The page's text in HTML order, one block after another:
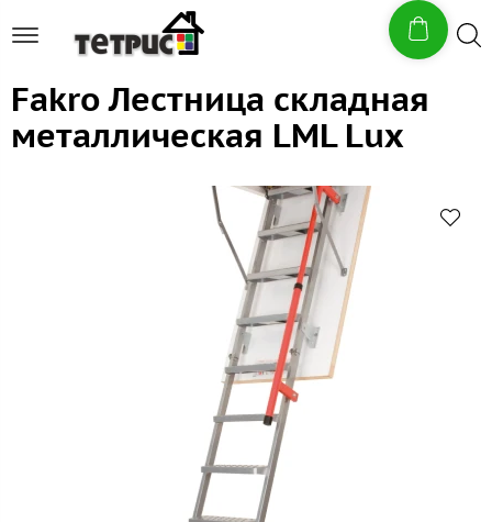
Fakro Лестница складная
металлическая LML Lux